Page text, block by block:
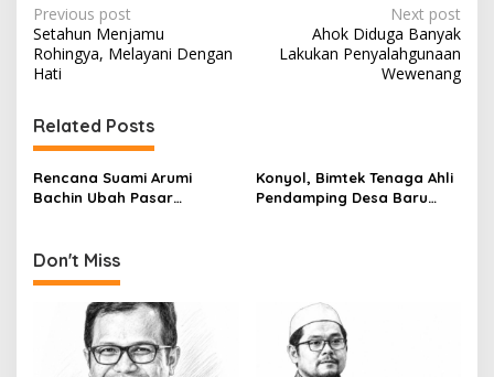
P
o
s
t
n
a
v
g
a
Previous post
Setahun Menjamu
Rohingya, Melayani Dengan
Hati
Next post
Ahok Diduga Banyak
Lakukan Penyalahgunaan
Wewenang
Related Posts
Rencana Suami Arumi
Bachin Ubah Pasar
Konyol, Bimtek Tenaga Ahli
Pendamping Desa Baru
Don't Miss